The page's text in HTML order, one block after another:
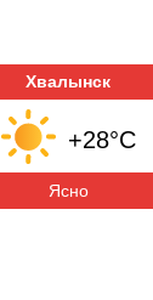
Хвалынск
+28°C
Ясно